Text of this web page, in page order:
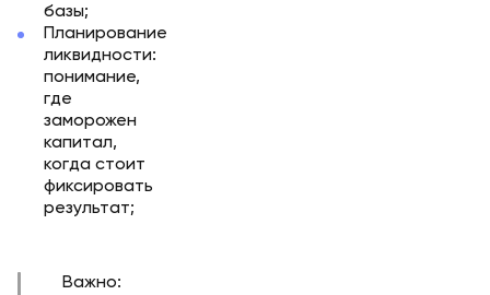
базы;
Планирование
ликвидности:
понимание,
где
заморожен
капитал,
когда стоит
фиксировать
результат;
Важно: